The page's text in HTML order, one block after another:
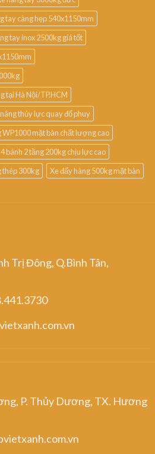
tay càng hẹp 540x1150mm
tay inox 2500kg giá tốt
tại Hà Nội/TP.HCM
thủy lực quay đổ phuy
WP1000 mặt bàn chất lượng cao
bánh 2 tầng 200kg chịu lực cao
thép 300kg Xe đẩy hàng 500kg mặt bàn
Trị Đông, Q.Bình Tân,
P. Thủy Dương, TX. Hương